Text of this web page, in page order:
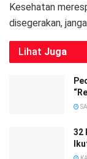
Kesehatan
disegerakan,
Lihat Juga
32